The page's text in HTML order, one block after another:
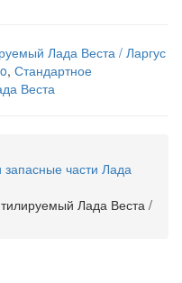
Лада Веста / Ларгус
, Стандартное
Веста
части Лада
Лада Веста /